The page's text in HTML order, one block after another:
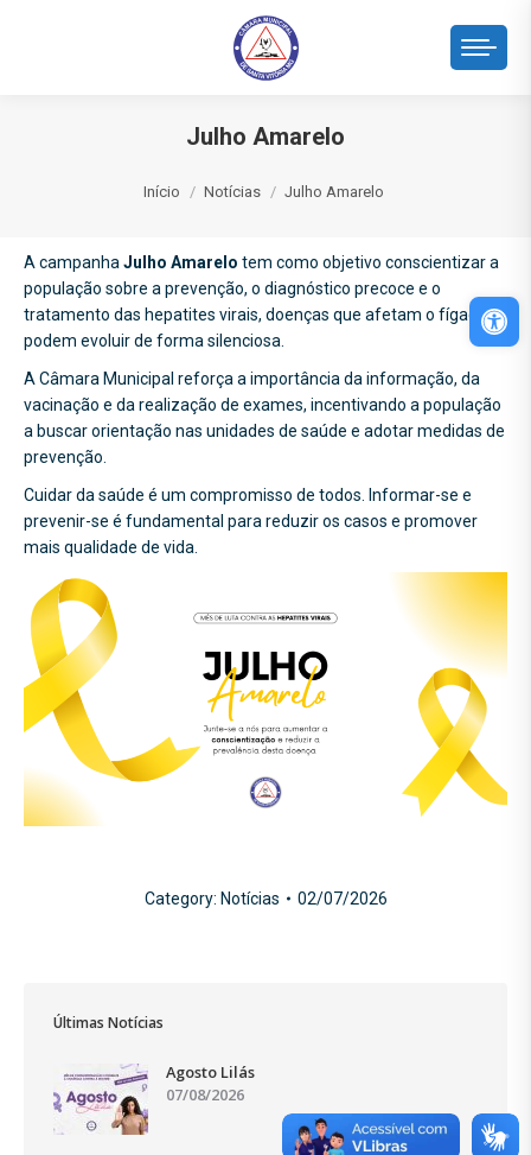
Julho Amarelo
Início Notícias Julho Amarelo
A campanha Julho Amarelo tem como objetivo conscientizar a
população sobre a prevenção, o diagnóstico precoce e o
tratamento das hepatites virais, doenças que afetam o fígado e
podem evoluir de forma silenciosa.
A Câmara Municipal reforça a importância da informação, da
vacinação e da realização de exames, incentivando a população
a buscar orientação nas unidades de saúde e adotar medidas de
prevenção.
Cuidar da saúde é um compromisso de todos. Informar-se e
prevenir-se é fundamental para reduzir os casos e promover
mais qualidade de vida.
Category: Notícias 02/07/2026
Últimas Notícias
Agosto Lilás
07/08/2026